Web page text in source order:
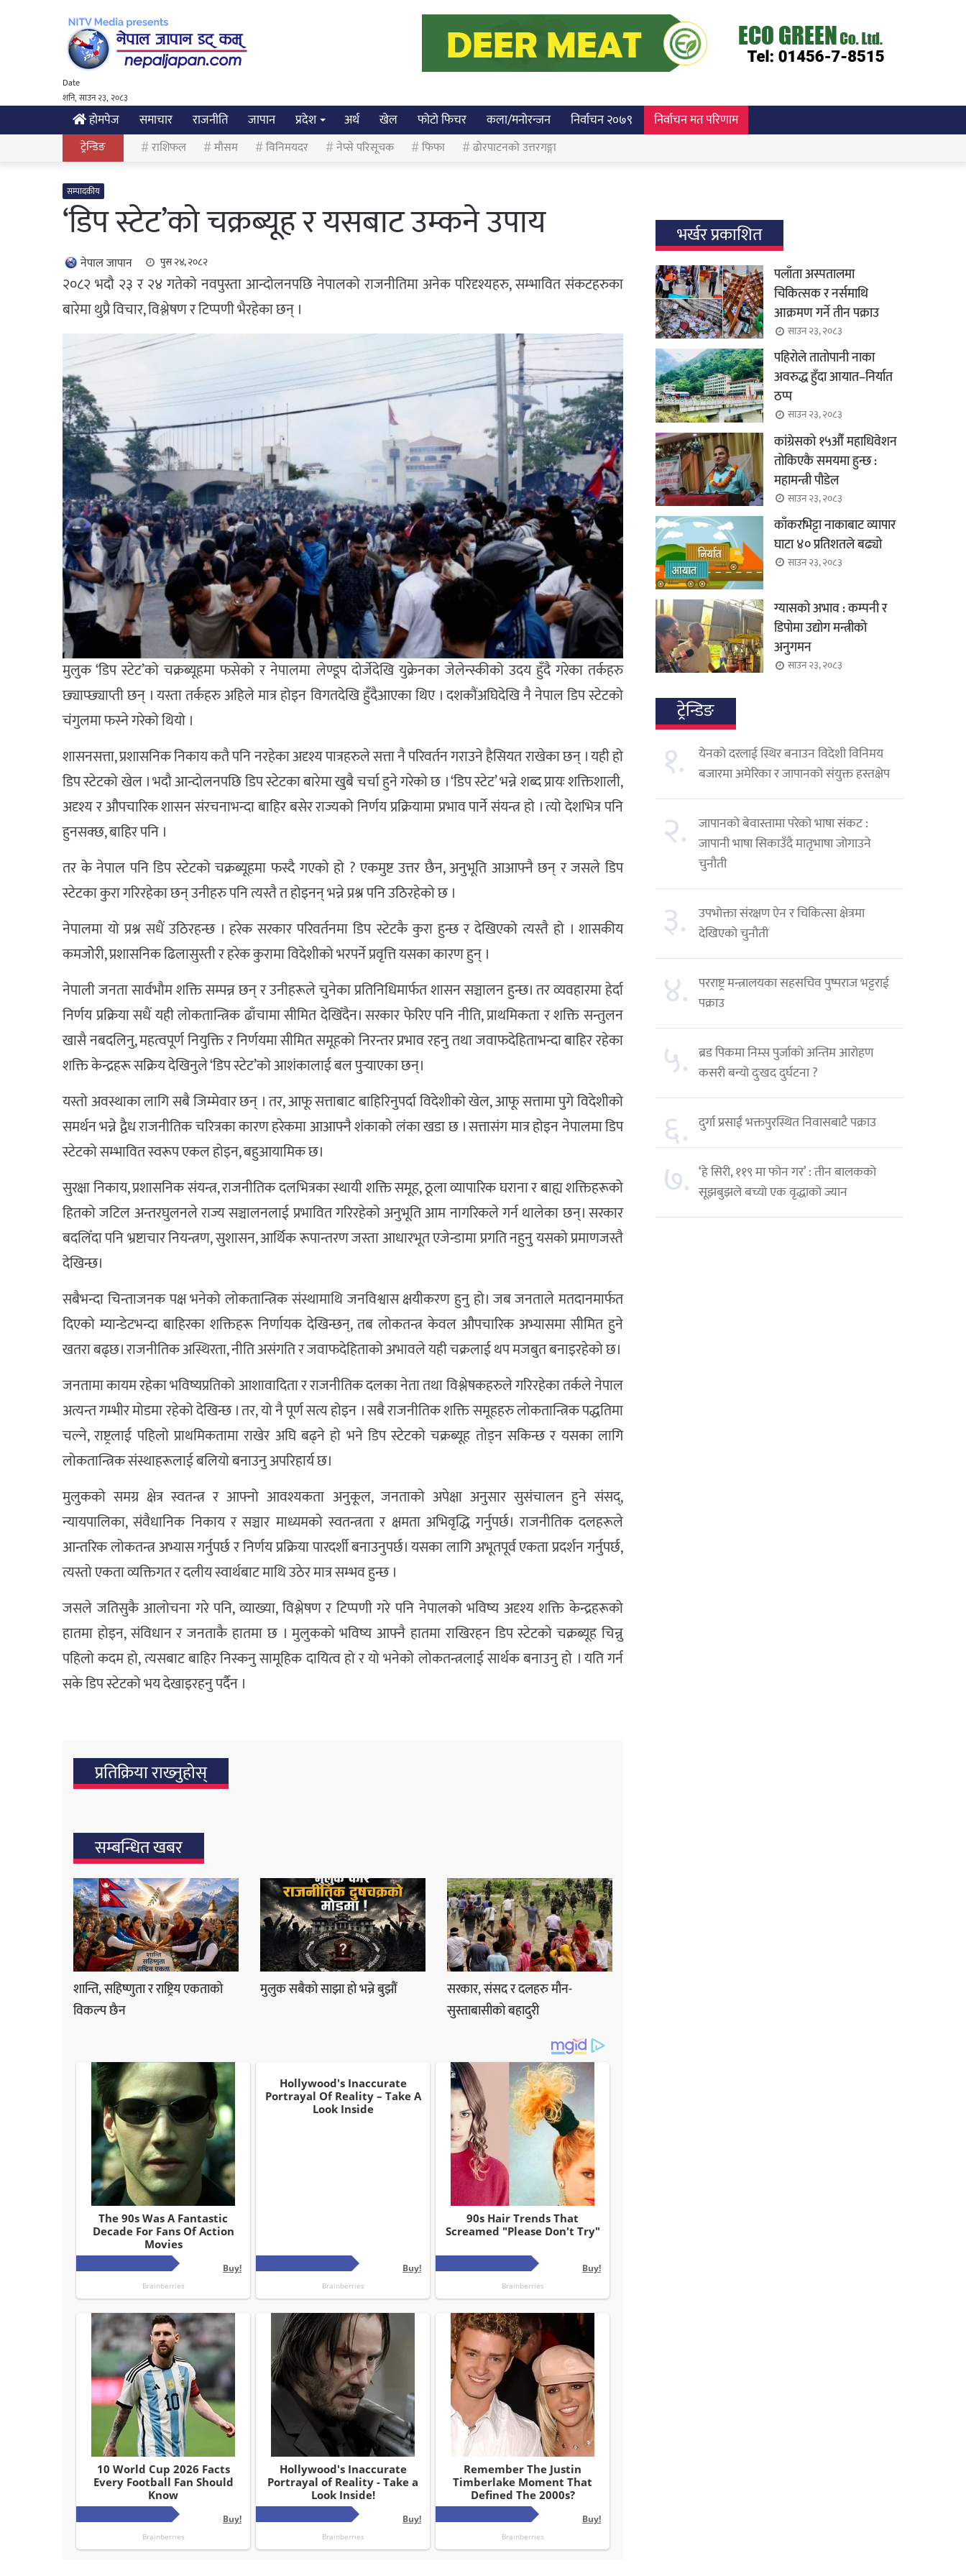
Date
शनि, साउन २३, २०८३
होमपेज समाचार राजनीति जापान प्रदेश अर्थ खेल फोटो फिचर कला/मनोरन्जन निर्वाचन २०७९ निर्वाचन मत परिणाम
ट्रेन्डिङ राशिफल मौसम विनिमयदर नेप्से परिसूचक फिफा ढोरपाटनको उत्तरगङ्गा
सम्पादकीय
‘डिप स्टेट’को चक्रब्यूह र यसबाट उम्कने उपाय
नेपाल जापान पुस २४, २०८२
२०८२ भदौ २३ र २४ गतेको नवपुस्ता आन्दोलनपछि नेपालको राजनीतिमा अनेक परिदृश्यहरु, सम्भावित संकटहरुका
बारेमा थुप्रै विचार, विश्लेषण र टिप्पणी भैरहेका छन् ।
मुलुक ‘डिप स्टेट’को चक्रब्यूहमा फसेको र नेपालमा लेण्डूप दोर्जेदेखि युक्रेनका जेलेन्स्कीको उदय हुँदै गरेका तर्कहरु
छ्याप्छ्याप्ती छन् । यस्ता तर्कहरु अहिले मात्र होइन विगतदेखि हुँदैआएका थिए । दशकौंअघिदेखि नै नेपाल डिप स्टेटको
चंगुलमा फस्ने गरेको थियो ।
शासनसत्ता, प्रशासनिक निकाय कतै पनि नरहेका अदृश्य पात्रहरुले सत्ता नै परिवर्तन गराउने हैसियत राखेका छन् । यही हो
डिप स्टेटको खेल । भदौ आन्दोलनपछि डिप स्टेटका बारेमा खुबै चर्चा हुने गरेको छ । ‘डिप स्टेट’ भन्ने शब्द प्रायः शक्तिशाली,
अदृश्य र औपचारिक शासन संरचनाभन्दा बाहिर बसेर राज्यको निर्णय प्रक्रियामा प्रभाव पार्ने संयन्त्र हो । त्यो देशभित्र पनि
हुनसक्छ, बाहिर पनि ।
तर के नेपाल पनि डिप स्टेटको चक्रब्यूहमा फस्दै गएको हो ? एकमुष्ट उत्तर छैन, अनुभूति आआफ्नै छन् र जसले डिप
स्टेटका कुरा गरिरहेका छन् उनीहरु पनि त्यस्तै त होइनन् भन्ने प्रश्न पनि उठिरहेको छ ।
नेपालमा यो प्रश्न सधैं उठिरहन्छ । हरेक सरकार परिवर्तनमा डिप स्टेटकै कुरा हुन्छ र देखिएको त्यस्तै हो । शासकीय
कमजोेरी, प्रशासनिक ढिलासुस्ती र हरेक कुरामा विदेशीको भरपर्ने प्रवृत्ति यसका कारण हुन् ।
नेपाली जनता सार्वभौम शक्ति सम्पन्न छन् र उनीहरूले चुनेका प्रतिनिधिमार्फत शासन सञ्चालन हुन्छ। तर व्यवहारमा हेर्दा
निर्णय प्रक्रिया सधैं यही लोकतान्त्रिक ढाँचामा सीमित देखिँदैन। सरकार फेरिए पनि नीति, प्राथमिकता र शक्ति सन्तुलन
खासै नबदलिनु, महत्वपूर्ण नियुक्ति र निर्णयमा सीमित समूहको निरन्तर प्रभाव रहनु तथा जवाफदेहिताभन्दा बाहिर रहेका
शक्ति केन्द्रहरू सक्रिय देखिनुले ‘डिप स्टेट’को आशंकालाई बल पुर्‍याएका छन्।
यस्तो अवस्थाका लागि सबै जिम्मेवार छन् । तर, आफू सत्ताबाट बाहिरिनुपर्दा विदेशीको खेल, आफू सत्तामा पुगे विदेशीको
समर्थन भन्ने द्वैध राजनीतिक चरित्रका कारण हरेकमा आआफ्नै शंकाको लंका खडा छ । सत्तासंग मात्र होइन नेपालमा डिप
स्टेटको सम्भावित स्वरूप एकल होइन, बहुआयामिक छ।
सुरक्षा निकाय, प्रशासनिक संयन्त्र, राजनीतिक दलभित्रका स्थायी शक्ति समूह, ठूला व्यापारिक घराना र बाह्य शक्तिहरूको
हितको जटिल अन्तरघुलनले राज्य सञ्चालनलाई प्रभावित गरिरहेको अनुभूति आम नागरिकले गर्न थालेका छन्। सरकार
बदलिँदा पनि भ्रष्टाचार नियन्त्रण, सुशासन, आर्थिक रूपान्तरण जस्ता आधारभूत एजेन्डामा प्रगति नहुनु यसको प्रमाणजस्तै
देखिन्छ।
सबैभन्दा चिन्ताजनक पक्ष भनेको लोकतान्त्रिक संस्थामाथि जनविश्वास क्षयीकरण हुनु हो। जब जनताले मतदानमार्फत
दिएको म्यान्डेटभन्दा बाहिरका शक्तिहरू निर्णायक देखिन्छन्, तब लोकतन्त्र केवल औपचारिक अभ्यासमा सीमित हुने
खतरा बढ्छ। राजनीतिक अस्थिरता, नीति असंगति र जवाफदेहिताको अभावले यही चक्रलाई थप मजबुत बनाइरहेको छ।
जनतामा कायम रहेका भविष्यप्रतिको आशावादिता र राजनीतिक दलका नेता तथा विश्लेषकहरुले गरिरहेका तर्कले नेपाल
अत्यन्त गम्भीर मोडमा रहेको देखिन्छ । तर, यो नै पूर्ण सत्य होइन । सबै राजनीतिक शक्ति समूहहरु लोकतान्त्रिक पद्धतिमा
चल्ने, राष्ट्रलाई पहिलो प्राथमिकतामा राखेर अघि बढ्ने हो भने डिप स्टेटको चक्रब्यूह तोड्न सकिन्छ र यसका लागि
लोकतान्त्रिक संस्थाहरूलाई बलियो बनाउनु अपरिहार्य छ।
मुलुकको समग्र क्षेत्र स्वतन्त्र र आफ्नो आवश्यकता अनुकूल, जनताको अपेक्षा अनुसार सुसंचालन हुने संसद्,
न्यायपालिका, संवैधानिक निकाय र सञ्चार माध्यमको स्वतन्त्रता र क्षमता अभिवृद्धि गर्नुपर्छ। राजनीतिक दलहरूले
आन्तरिक लोकतन्त्र अभ्यास गर्नुपर्छ र निर्णय प्रक्रिया पारदर्शी बनाउनुपर्छ। यसका लागि अभूतपूर्व एकता प्रदर्शन गर्नुपर्छ,
त्यस्तो एकता व्यक्तिगत र दलीय स्वार्थबाट माथि उठेर मात्र सम्भव हुन्छ ।
जसले जतिसुकै आलोचना गरे पनि, व्याख्या, विश्लेषण र टिप्पणी गरे पनि नेपालको भविष्य अदृश्य शक्ति केन्द्रहरूको
हातमा होइन, संविधान र जनताकै हातमा छ । मुलुकको भविष्य आफ्नै हातमा राखिरहन डिप स्टेटको चक्रब्यूह चिन्नु
पहिलो कदम हो, त्यसबाट बाहिर निस्कनु सामूहिक दायित्व हो र यो भनेको लोकतन्त्रलाई सार्थक बनाउनु हो । यति गर्न
सके डिप स्टेटको भय देखाइरहनु पर्दैन ।
प्रतिक्रिया राख्‍नुहोस्
सम्बन्धित खबर
शान्ति, सहिष्णुता र राष्ट्रिय एकताको
विकल्प छैन
मुलुक सबैको साझा हो भन्ने बुझौं
सरकार, संसद र दलहरु मौन-
सुस्ताबासीको बहादुरी
भर्खर प्रकाशित
पलाँता अस्पतालमा
चिकित्सक र नर्समाथि
आक्रमण गर्ने तीन पक्राउ
साउन २३, २०८३
पहिरोले तातोपानी नाका
अवरुद्ध हुँदा आयात–निर्यात
ठप्प
साउन २३, २०८३
कांग्रेसको १५औँ महाधिवेशन
तोकिएकै समयमा हुन्छ :
महामन्त्री पौडेल
साउन २३, २०८३
काँकरभिट्टा नाकाबाट व्यापार
घाटा ४० प्रतिशतले बढ्यो
साउन २३, २०८३
ग्यासको अभाव : कम्पनी र
डिपोमा उद्योग मन्त्रीको
अनुगमन
साउन २३, २०८३
ट्रेन्डिङ
१.
येनको दरलाई स्थिर बनाउन विदेशी विनिमय
बजारमा अमेरिका र जापानको संयुक्त हस्तक्षेप
२.
जापानको बेवास्तामा परेको भाषा संकट :
जापानी भाषा सिकाउँदै मातृभाषा जोगाउने
चुनौती
३.
उपभोक्ता संरक्षण ऐन र चिकित्सा क्षेत्रमा
देखिएको चुनौती
४. परराष्ट्र मन्त्रालयका सहसचिव पुष्पराज भट्टराई
पक्राउ
५. ब्रड पिकमा निम्स पुर्जाको अन्तिम आरोहण
कसरी बन्यो दुःखद दुर्घटना ?
६. दुर्गा प्रसाईं भक्तपुरस्थित निवासबाटै पक्राउ
७. ‘हे सिरी, ११९ मा फोन गर’ : तीन बालकको
सूझबुझले बच्यो एक वृद्धाको ज्यान